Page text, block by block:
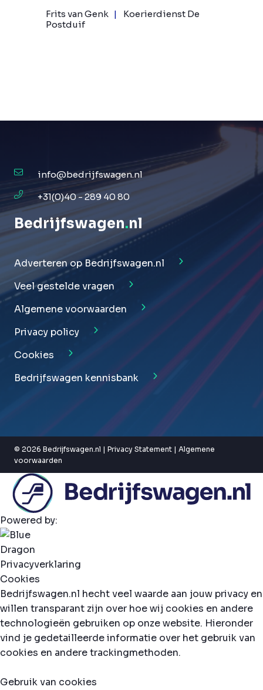
Frits van Genk
Koerierdienst De
Postduif
info@bedrijfswagen.nl
+31(0)40 - 289 40 80
Bedrijfswagen.nl
Adverteren op Bedrijfswagen.nl
Veel gestelde vragen
Algemene voorwaarden
Privacy policy
Cookies
Bedrijfswagen kennisbank
© 2026 Bedrijfswagen.nl | Privacy Statement | Algemene
voorwaarden
Powered by:
Privacyverklaring
Cookies
Bedrijfswagen.nl hecht veel waarde aan jouw privacy en
willen transparant zijn over hoe wij cookies en andere
technologieën gebruiken op onze website. Hieronder
vind je gedetailleerde informatie over het gebruik van
cookies en andere trackingmethoden.
Gebruik van cookies